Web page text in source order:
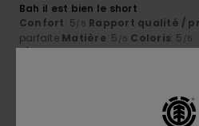
Bah il est bien le short
Confort: 5/5 Rapport qualité /
parfaite Matière: 5 /5 Coloris: 5 /5
5/5